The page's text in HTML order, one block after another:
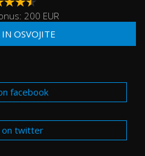
200 EUR
OSVOJITE
facebook
on twitter